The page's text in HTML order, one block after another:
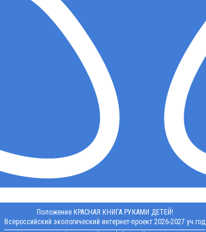
Положение КРАСНАЯ КНИГА РУКАМИ ДЕТЕЙ!
Всероссийский экологический интернет-проект 2026-2027 уч.год